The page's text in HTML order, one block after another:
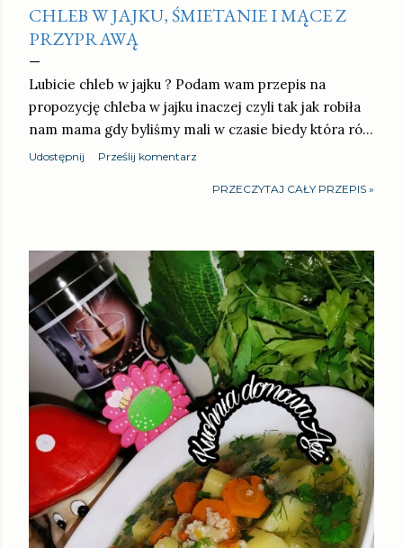
CHLEB W JAJKU, ŚMIETANIE I MĄCE Z
PRZYPRAWĄ
Lubicie chleb w jajku ? Podam wam przepis na
propozycję chleba w jajku inaczej czyli tak jak robiła
nam mama gdy byliśmy mali w czasie biedy która ró…
Udostępnij Prześlij komentarz
PRZECZYTAJ CAŁY PRZEPIS »